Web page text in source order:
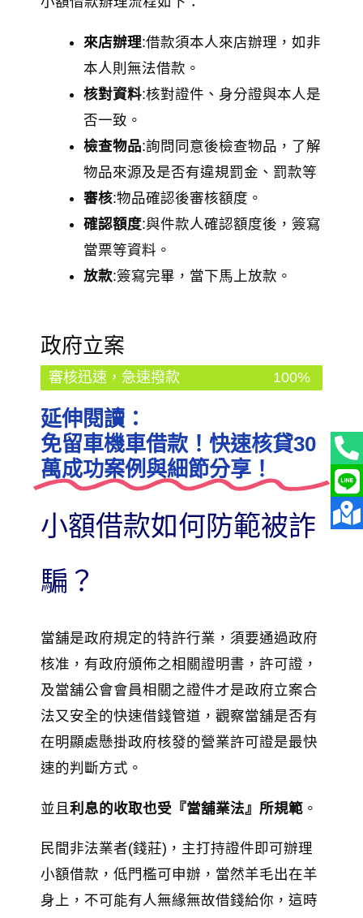
來店辦理:借款須本人來店辦理，如非
本人則無法借款。
核對資料:核對證件、身分證與本人是
否一致。
檢查物品:詢問同意後檢查物品，了解
物品來源及是否有違規罰金、罰款等
審核:物品確認後審核額度。
確認額度:與件款人確認額度後，簽寫
當票等資料。
放款:簽寫完畢，當下馬上放款。
政府立案
審核迅速，急速撥款 100%
延伸閱讀：
免留車機車借款！快速核貸30
萬成功案例與細節分享！
小額借款如何防範被詐
騙？
當舖是政府規定的特許行業，須要通過政府
核准，有政府頒佈之相關證明書，許可證，
及當舖公會會員相關之證件才是政府立案合
法又安全的快速借錢管道，觀察當舖是否有
在明顯處懸掛政府核發的營業許可證是最快
速的判斷方式。
並且 利息的收取也受『當舖業法』所規範 。
民間非法業者(錢莊)，主打持證件即可辦理
小額借款，低門檻可申辦，當然羊毛出在羊
身上，不可能有人無緣無故借錢給你，這時